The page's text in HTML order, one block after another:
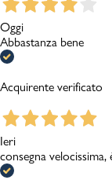
Oggi
Abbastanza bene
Acquirente verificato
Ieri
consegna